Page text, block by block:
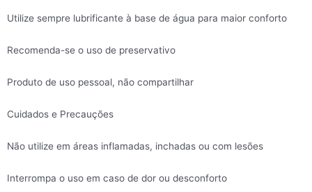
Utilize sempre lubrificante à base de água para maior conforto
Recomenda-se o uso de preservativo
Produto de uso pessoal, não compartilhar
Cuidados e Precauções
Não utilize em áreas inflamadas, inchadas ou com lesões
Interrompa o uso em caso de dor ou desconforto